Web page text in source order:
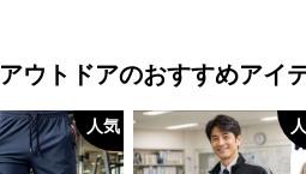
アウトドアのおすすめアイ
人気